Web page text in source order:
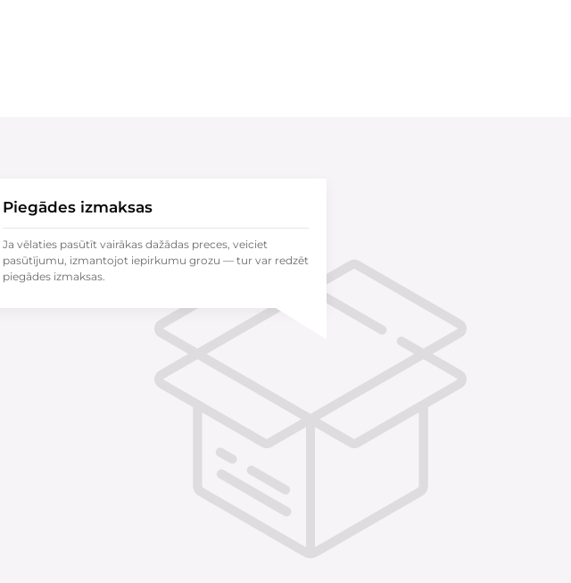
Piegādes izmaksas
Ja vēlaties pasūtīt vairākas dažādas preces, veiciet
pasūtījumu, izmantojot iepirkumu grozu — tur var redzēt
piegādes izmaksas.